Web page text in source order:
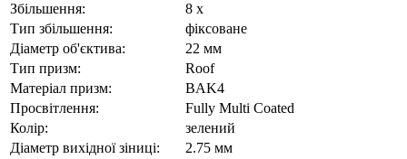
Збільшення:
8 x
Тип збільшення:
фіксоване
Діаметр об'єктива:
22 мм
Тип призм:
Roof
Матеріал призм:
BAK4
Просвітлення:
Fully Multi Coated
Колір:
зелений
Діаметр вихідної зіниці:
2.75 мм